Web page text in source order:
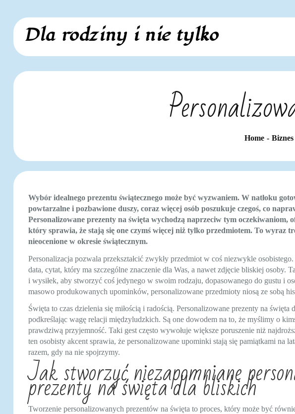
content
Dla rodziny i nie tylko
Home Biznes
Wybór idealnego prezentu świątecznego może być wyzwaniem. W natłoku
powtarzalne i pozbawione duszy, coraz więcej osób poszukuje czegoś, co
Personalizowane prezenty na święta wychodzą naprzeciw tym oczekiwaniom,
który sprawia, że stają się one czymś więcej niż tylko przedmiotem. To wyraz
nieocenione w okresie świątecznym.
Personalizacja pozwala przekształcić zwykły przedmiot w coś niezwykle
data, cytat, który ma szczególne znaczenie dla Was, a nawet zdjęcie bliskiej osoby.
i wysiłek, aby stworzyć coś jedynego w swoim rodzaju, dopasowanego do gustu i
masowo produkowanych upominków, personalizowane przedmioty niosą ze sobą
Święta to czas dzielenia się miłością i radością. Personalizowane prezenty na
podkreślając wagę relacji międzyludzkich. Są one dowodem na to, że myślimy o
prawdziwą przyjemność. Taki gest często wywołuje większe poruszenie niż
ten osobisty akcent sprawia, że personalizowane upominki stają się pamiątkami na
razem, gdy na nie spojrzymy.
Jak stworzyć niezapomniane
prezenty na święta dla bliskich
Tworzenie personalizowanych prezentów na święta to proces, który może być